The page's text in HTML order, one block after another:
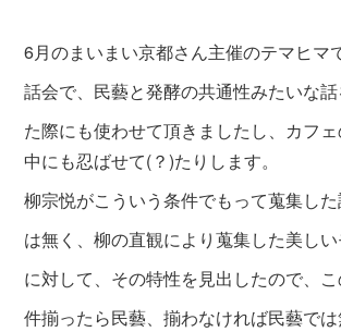
6月のまいまい京都さん主催のテマヒマ
話会で、 民藝と発酵の共通性みたいな話
た際にも使わせて頂きましたし、カフ
中にも忍ばせて(？)たりします。
柳宗悦がこういう条件でもって蒐集し
は無く、柳の直観により蒐集した美しい
に対して、その特性を見出したので、
件揃ったら民藝、揃わなければ民藝で